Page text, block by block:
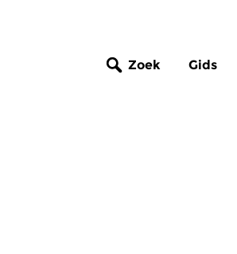
Zoek Gids